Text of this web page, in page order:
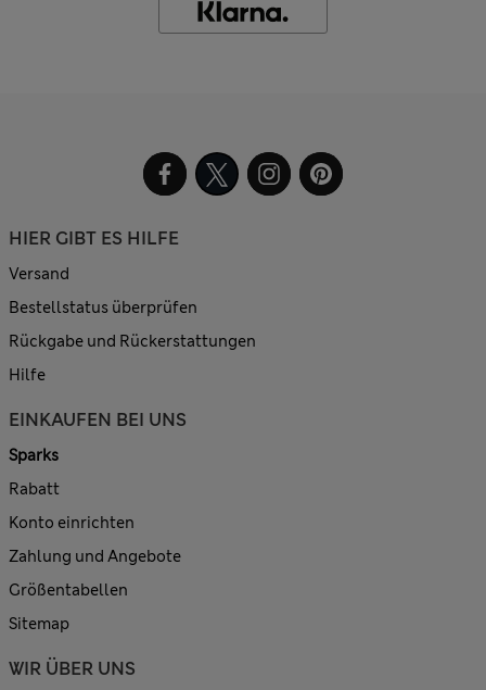
HIER GIBT ES HILFE
Versand
Bestellstatus überprüfen
Rückgabe und Rückerstattungen
Hilfe
EINKAUFEN BEI UNS
Sparks
Rabatt
Konto einrichten
Zahlung und Angebote
Größentabellen
Sitemap
WIR ÜBER UNS